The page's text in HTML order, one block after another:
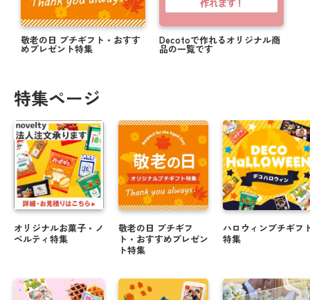
敬老の日 プチギフト・おすす
めプレゼント特集
Decotoで作れるオリジナル商
品の一覧です
特集ページ
オリジナルお菓子・ノ
ベルティ特集
敬老の日 プチギフ
ト・おすすめプレゼン
ト特集
ハロウィンプチギフ
特集